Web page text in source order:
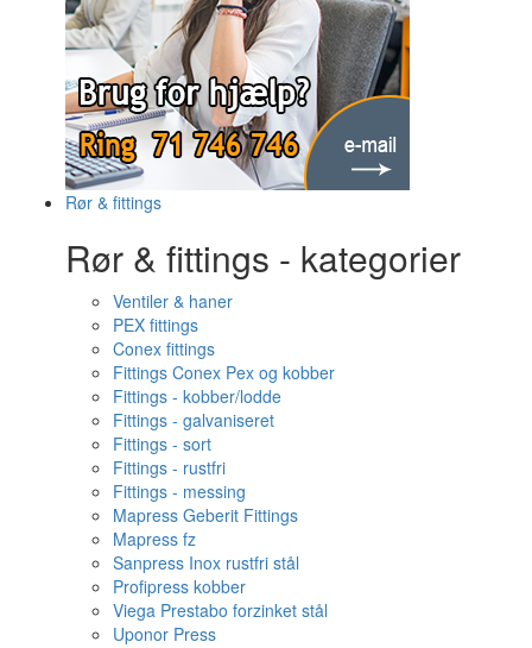
Rør & fittings
Rør & fittings - kategorier
Ventiler & haner
PEX fittings
Conex fittings
Fittings Conex Pex og kobber
Fittings - kobber/lodde
Fittings - galvaniseret
Fittings - sort
Fittings - rustfri
Fittings - messing
Mapress Geberit Fittings
Mapress fz
Sanpress Inox rustfri stål
Profipress kobber
Viega Prestabo forzinket stål
Uponor Press